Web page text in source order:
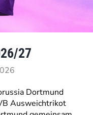
27
Dortmund
Ausweichtrikot